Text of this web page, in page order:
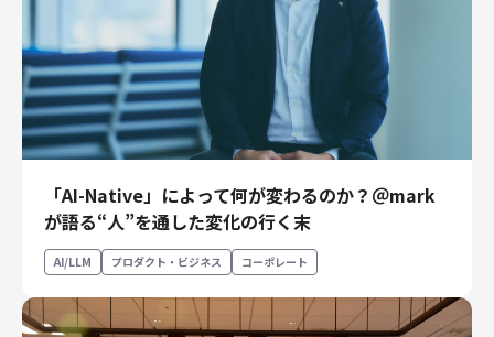
メルカリ
メルペイ
メルコイン
メルカリShops
メルカリR4Dラボ
職種
エンジニアリング
コーポレートエンジニアリング
「AI-Native」によって何が変わるのか？＠mark
が語る“人”を通した変化の行く末
AI/LLM プロダクト・ビジネス コーポレート